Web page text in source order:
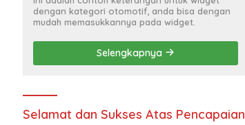
dengan kategori otomotif, anda bisa dengan
mudah memasukkannya pada widget.
Selengkapnya
Selamat dan Sukses Atas Pencapaian